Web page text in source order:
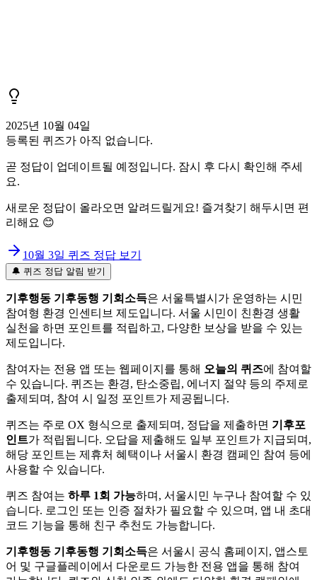
2025년 10월 04일
등록된 퀴즈가 아직 없습니다.
곧 정답이 업데이트될 예정입니다. 잠시 후 다시 확인해 주세
요.
새로운 정답이 올라오면 알려드릴게요! 즐겨찾기 해두시면 편
리해요 😊
10월 3일 퀴즈 정답 보기
🔔 퀴즈 정답 알림 받기
기후행동 기후동행 기회소득은 서울특별시가 운영하는 시민
참여형 환경 인센티브 제도입니다. 서울 시민이 친환경 생활
실천을 하면 포인트를 적립하고, 다양한 보상을 받을 수 있는
제도입니다.
참여자는 전용 앱 또는 웹페이지를 통해 오늘의 퀴즈에 참여할
수 있습니다. 퀴즈는 환경, 탄소중립, 에너지 절약 등의 주제로
출제되며, 참여 시 일정 포인트가 제공됩니다.
퀴즈는 주로 OX 형식으로 출제되며, 정답을 제출하면 기후포
인트가 적립됩니다. 오답을 제출해도 일부 포인트가 지급되며,
해당 포인트는 제휴처 혜택이나 서울시 환경 캠페인 참여 등에
사용할 수 있습니다.
퀴즈 참여는 하루 1회 가능하며, 서울시민 누구나 참여할 수 있
습니다. 로그인 또는 인증 절차가 필요할 수 있으며, 앱 내 초대
코드 기능을 통해 친구 추천도 가능합니다.
기후행동 기후동행 기회소득은 서울시 공식 홈페이지, 앱스토
어 및 구글플레이에서 다운로드 가능한 전용 앱을 통해 참여